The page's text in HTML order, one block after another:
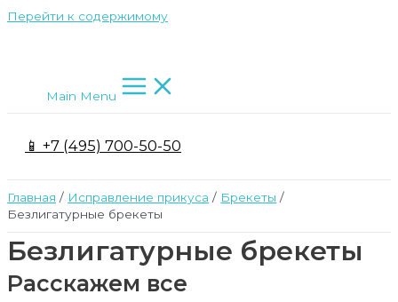
Перейти к содержимому
Main Menu
📱 +7 (495) 700-50-50
Главная Исправление прикуса
Брекеты
Безлигатурные брекеты
Безлигатурные брекеты
Расскажем все